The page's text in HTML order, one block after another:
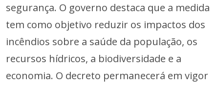
segurança. O governo destaca que a medida
tem como objetivo reduzir os impactos dos
incêndios sobre a saúde da população, os
recursos hídricos, a biodiversidade e a
economia. O decreto permanecerá em vigor